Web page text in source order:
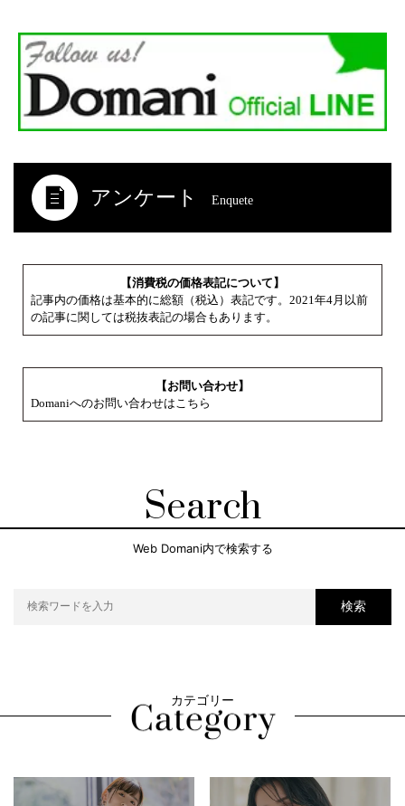
アンケート Enquete
【消費税の価格表記について】
記事内の価格は基本的に総額（税込）表記です。2021年4月以前
の記事に関しては税抜表記の場合もあります。
【お問い合わせ】
Domaniへのお問い合わせはこちら
Search
Web Domani内で検索する
検索
カテゴリー